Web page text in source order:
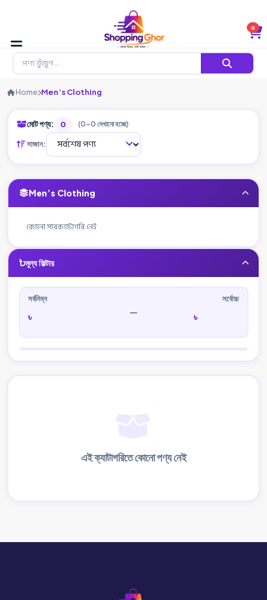
0
Home Men’s Clothing
মোট পণ্য: 0 (0–0 দেখানো হচ্ছে)
সাজান:
Men’s Clothing
কোনো সাবক্যাটাগরি নেই
মূল্য ফিল্টার
সর্বনিম্ন
৳ —
সর্বোচ্চ
৳
এই ক্যাটাগরিতে কোনো পণ্য নেই